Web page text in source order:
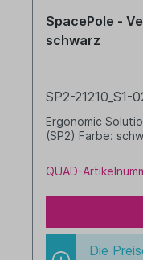
SpacePole -
schwarz
SP2-21210_S1-
Ergonomic
(SP2) Farbe:
QUAD-
Die